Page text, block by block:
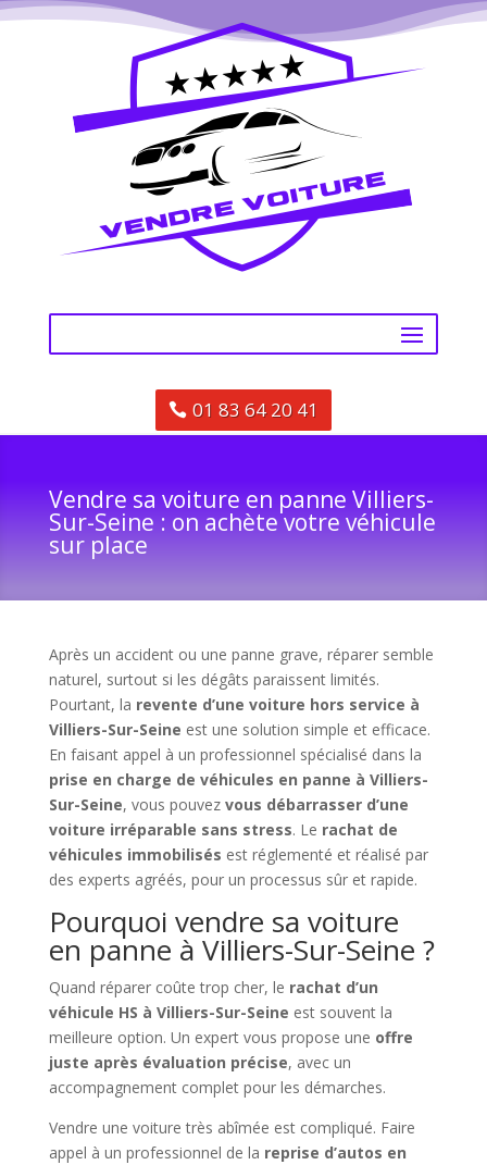
01 83 64 20 41
Vendre sa voiture en panne Villiers-
Sur-Seine : on achète votre véhicule
sur place
Après un accident ou une panne grave, réparer semble
naturel, surtout si les dégâts paraissent limités.
Pourtant, la revente d’une voiture hors service à
Villiers-Sur-Seine est une solution simple et efficace.
En faisant appel à un professionnel spécialisé dans la
prise en charge de véhicules en panne à Villiers-
Sur-Seine, vous pouvez vous débarrasser d’une
voiture irréparable sans stress. Le rachat de
véhicules immobilisés est réglementé et réalisé par
des experts agréés, pour un processus sûr et rapide.
Pourquoi vendre sa voiture
en panne à Villiers-Sur-Seine ?
Quand réparer coûte trop cher, le rachat d’un
véhicule HS à Villiers-Sur-Seine est souvent la
meilleure option. Un expert vous propose une offre
juste après évaluation précise, avec un
accompagnement complet pour les démarches.
Vendre une voiture très abîmée est compliqué. Faire
appel à un professionnel de la reprise d’autos en